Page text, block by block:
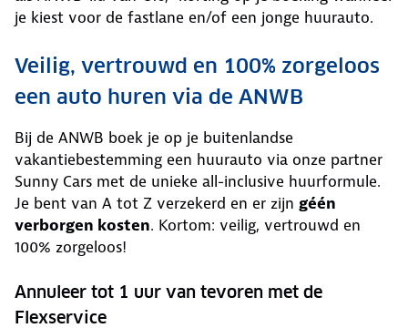
je kiest voor de fastlane en/of een jonge huurauto.
Veilig, vertrouwd en 100% zorgeloos
een auto huren via de ANWB
Bij de ANWB boek je op je buitenlandse
vakantiebestemming een huurauto via onze partner
Sunny Cars met de unieke all-inclusive huurformule.
Je bent van A tot Z verzekerd en er zijn géén
verborgen kosten. Kortom: veilig, vertrouwd en
100% zorgeloos!
Annuleer tot 1 uur van tevoren met de
Flexservice